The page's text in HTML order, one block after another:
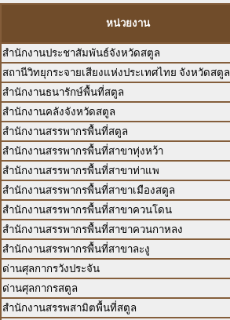
หน่วยงาน
สำนักงานประชาสัมพันธ์จังหวัดสตูล
สถานีวิทยุกระจายเสียงแห่งประเทศไทย จังหวัดสตูล
สำนักงานธนารักษ์พื้นที่สตูล
สำนักงานคลังจังหวัดสตูล
สำนักงานสรรพากรพื้นที่สตูล
สำนักงานสรรพากรพื้นที่สาขาทุ่งหว้า
สำนักงานสรรพากรพื้นที่สาขาท่าแพ
สำนักงานสรรพากรพื้นที่สาขาเมืองสตูล
สำนักงานสรรพากรพื้นที่สาขาควนโดน
สำนักงานสรรพากรพื้นที่สาขาควนกาหลง
สำนักงานสรรพากรพื้นที่สาขาละงู
ด่านศุลกากรวังประจัน
ด่านศุลกากรสตูล
สำนักงานสรรพสามิตพื้นที่สตูล